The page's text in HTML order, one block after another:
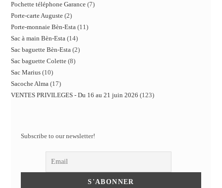
Pochette téléphone Garance 7
Porte-carte Auguste 2
Porte-monnaie Bèn-Esta 11
Sac à main Bèn-Esta 14
Sac baguette Bèn-Esta 2
Sac baguette Colette 8
Sac Marius 10
Sacoche Alma 17
VENTES PRIVILEGES - Du 16 au 21 juin 2026 123
Subscribe to our newsletter!